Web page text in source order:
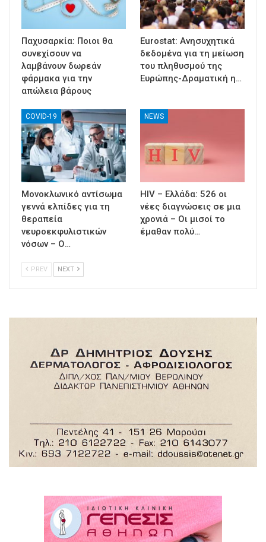
Παχυσαρκία: Ποιοι θα
συνεχίσουν να
λαμβάνουν δωρεάν
φάρμακα για την
απώλεια βάρους
Eurostat: Ανησυχητικά
δεδομένα για τη μείωση
του πληθυσμού της
Ευρώπης-Δραματική η…
COVID-19
Μονοκλωνικό αντίσωμα
γεννά ελπίδες για τη
θεραπεία
νευροεκφυλιστικών
νόσων – Ο…
NEWS
HIV – Ελλάδα: 526 οι
νέες διαγνώσεις σε μια
χρονιά – Οι μισοί το
έμαθαν πολύ…
PREV NEXT